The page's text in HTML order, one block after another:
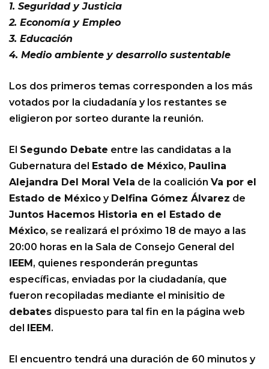
1. Seguridad y Justicia
2. Economía y Empleo
3. Educación
4. Medio ambiente y desarrollo sustentable
Los dos primeros temas corresponden a los más
votados por la ciudadanía y los restantes se
eligieron por sorteo durante la reunión.
El Segundo Debate entre las candidatas a la
Gubernatura del Estado de México, Paulina
Alejandra Del Moral Vela de la coalición Va por el
Estado de México y Delfina Gómez Álvarez de
Juntos Hacemos Historia en el Estado de
México, se realizará el próximo 18 de mayo a las
20:00 horas en la Sala de Consejo General del
IEEM, quienes responderán preguntas
específicas, enviadas por la ciudadanía, que
fueron recopiladas mediante el minisitio de
debates dispuesto para tal fin en la página web
del IEEM.
El encuentro tendrá una duración de 60 minutos y